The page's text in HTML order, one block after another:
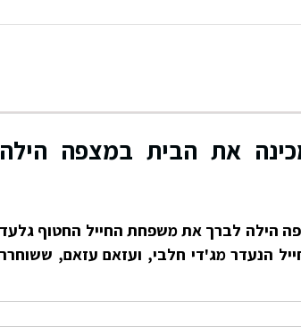
את הבית במצפה הילה
הילה לברך את משפחת החייל החטוף גלעד
הנעדר מג'די חלבי, ועזאם עזאם, ששוחרר